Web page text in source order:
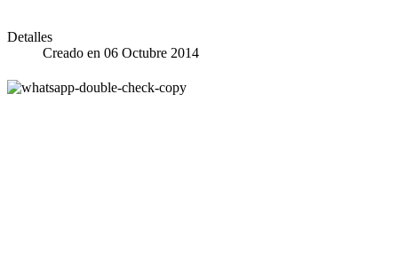
Detalles
Creado en 06 Octubre 2014